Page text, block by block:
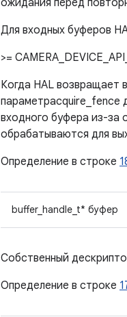
ожидания перед
Для входных буферов
>=
Когда HAL
параметрacquire_fence
входного буфера из-за
обрабатываются для
Определение в строке
buffer_handle_t* буфер
Собственный
Определение в строке